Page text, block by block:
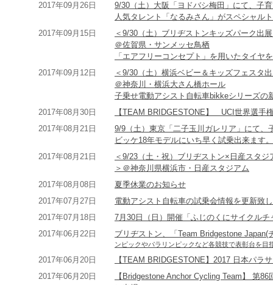
2017年09月26日
9/30（土）大阪「ヨドバシ梅田」にて、子
人気タレント「なるみさん」がスペシャル
2017年09月15日
＜9/30（土）ブリヂストンキッズパーク出
＠佐賀県・サンメッセ鳥栖
「エアフリーコンセプト」を用いたタイヤ
2017年09月12日
＜9/30（土）横浜ベビー＆キッズフェスタ
＠神奈川・横浜大さん橋ホール
子乗せ電動アシスト自転車bikkeシリーズの
2017年08月30日
【TEAM BRIDGESTONE】 UCI世界選手
2017年08月21日
9/9（土）東京「二子玉川ガレリア」にて
ビッケ18年モデルにいち早く試乗出来ます。
2017年08月21日
＜9/23（土・祝）ブリヂストン×日産スタ
＞＠神奈川県横浜市・日産スタジアム
2017年08月08日
夏季休業のお知らせ
2017年07月27日
電動アシスト自転車の試乗会情報を更新致
2017年07月18日
7月30日（日）開催「ふじのくにサイクル
2017年06月22日
ブリヂストン、「Team Bridgestone
ンピックやパラリンピックなど各競技で表彰台を目
2017年06月20日
【TEAM BRIDGESTONE】2017 日本パラ
2017年06月20日
【Bridgestone Anchor Cycling Team】 第